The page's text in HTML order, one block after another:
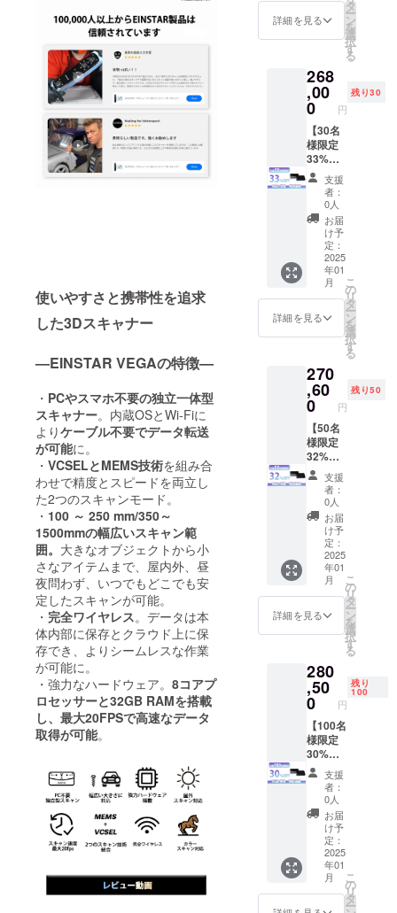
使いやすさと携帯性を追求
した3Dスキャナー
—EINSTAR VEGAの特徴—
・ PCやスマホ不要の独立一体型
スキャナー。内蔵OSとWi-Fiに
よりケーブル不要でデータ転送
が可能に。
・ VCSELとMEMS技術を組み合
わせで精度とスピードを両立し
た2つのスキャンモード。
・ 100 ～ 250 mm/350～
1500mmの幅広いスキャン範
囲。 大きなオブジェクトから小
さなアイテムまで、屋内外、昼
夜問わず、いつでもどこでも安
定したスキャンが可能。
・ 完全ワイヤレス。データは本
体内部に保存とクラウド上に保
存でき、よりシームレスな作業
が可能に。
・強力なハードウェア。 8コアプ
ロセッサーと32GB RAMを搭載
し、最大20FPSで高速なデータ
取得が可能。
REVOPOINT
、
と正規代理
店契約を結
び、B to
C（対コン
シュー
マー）から
始まり、現
在では数百
社に及ぶB to
B（対企業）
展開や、歯
科／医療
（https://ginz
adesign.com
/）に特化し
を推進して
おります。
また、自社
開発のSK本
舗オリジナ
ルレジンの
製造に力を
り、水洗い
レジンの開
発や環境に
配慮した商
品開発を進
価
格:400,
000円
込） ※
送料無
料 内容
物：
EINSTA
R 独立
型一体
スキャ
ナー
『VEG
A』 本
体 ・備
品（本
体収納
ケース
×1 キャ
リブ
レー
ション
ボード
ダー×1
お試し
用ス
キャン
モデル
×1 マー
カー×1
スト
ラップ
×1 ケー
ブル
(USB-C
to C)×1
収納リ
スト×1
電源ア
ダプ
ター×1
商品説
明書
PSE
マーク
（その
他法定
表示を
含む）
表示済
み ※ 割
引率は
送料を
除く製
品の販
売予定
価格に
対する
もので
す。
詳細を見る
タ
ー
ン
を
選
択
す
る
268
,00
0 円
残り30
【30名
様限定
33%OF
F】
EINSTA
R 独立
型一体
スキャ
ナー
『VEG
A』 ×1
一般予
定販売
価
格:400,
000円
込） ※
送料無
料 内容
物：
EINSTA
R 独立
型一体
スキャ
ナー
『VEG
A』 本
体 ・備
品（本
体収納
ケース
×1 キャ
リブ
レー
ション
ボード
ダー×1
お試し
用ス
キャン
モデル
×1 マー
カー×1
スト
ラップ
×1 ケー
ブル
(USB-C
to C)×1
収納リ
スト×1
電源ア
ダプ
ター×1
支援
者：
0人
お届
け予
定：
2025
年01
月
詳細を見る
こ
の
リ
タ
ー
ン
を
選
択
す
る
270
,60
0 円
残り50
【50名
様限定
32%OF
F】
EINSTA
R 独立
型一体
スキャ
ナー
『VEG
A』 ×1
一般予
定販売
価
格:400,
000円
込） ※
送料無
料 内容
物：
EINSTA
R 独立
型一体
スキャ
ナー
『VEG
A』 本
体 ・備
品（本
体収納
ケース
×1 キャ
リブ
レー
支援
者：
0人
お届
け予
定：
2025
年01
月
詳細を見る
こ
の
リ
タ
ー
ン
を
選
択
す
る
280
,50
0 円
残り
100
【100名
様限定
30%OF
F】
EINSTA
R 独立
型一体
スキャ
ナー
『VEG
A』 ×1
一般予
定販売
価
支援
者：
0人
お届
け予
定：
2025
年01
月
こ
の
リ
タ
ー